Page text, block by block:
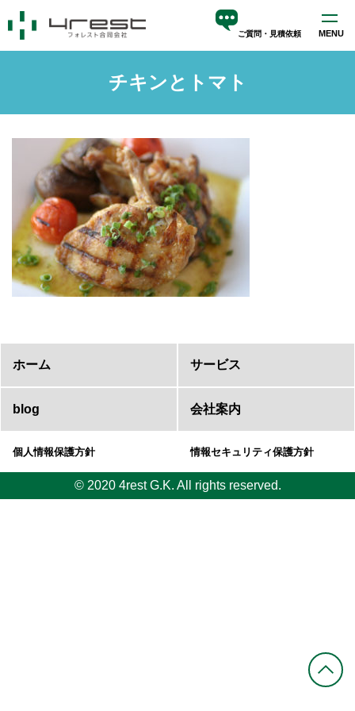
ご質問・見積依頼 MENU
会社案内
チキンとトマト
ホーム サービス
blog 会社案内
個人情報保護方針 情報セキュリティ保護方針
© 2020 4rest G.K. All rights reserved.